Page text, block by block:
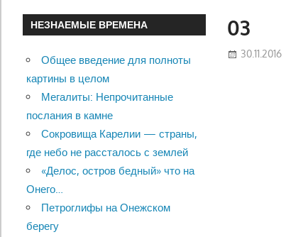
03
30.11.2016
НЕЗНАЕМЫЕ ВРЕМЕНА
Общее введение для полноты
картины в целом
Мегалиты: Непрочитанные
послания в камне
Сокровища Карелии — страны,
где небо не рассталось с землей
«Делос, остров бедный» что на
Онего…
Петроглифы на Онежском
берегу